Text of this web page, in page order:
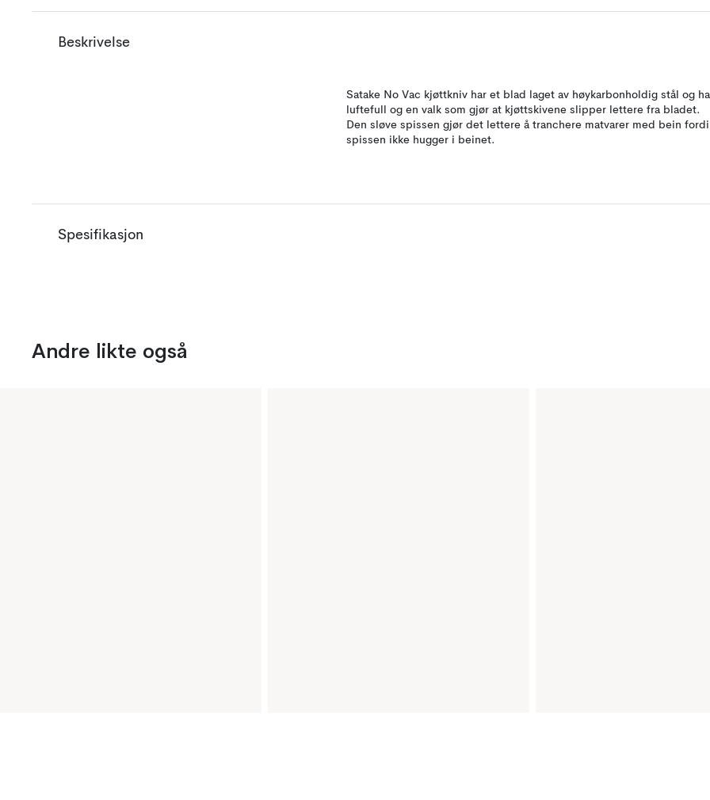
Beskrivelse
Satake No Vac kjøttkniv har et blad laget av høykarbonholdig stål og
luftefull og en valk som gjør at kjøttskivene slipper lettere fra bladet.
Den sløve spissen gjør det lettere å tranchere matvarer med bein fordi
spissen ikke hugger i beinet.
Spesifikasjon
Andre likte også